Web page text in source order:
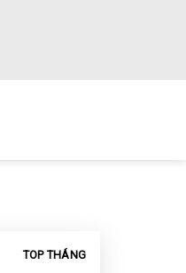
TOP THÁNG